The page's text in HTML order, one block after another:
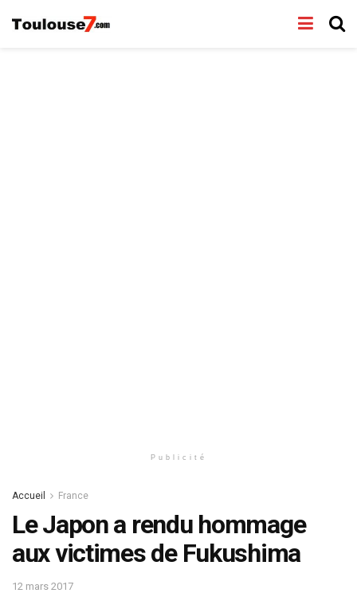
Publicité
Accueil France
Le Japon a rendu hommage
aux victimes de Fukushima
12 mars 2017